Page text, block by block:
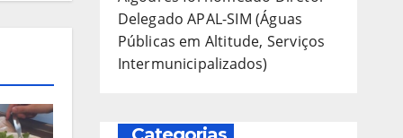
Delegado APAL-SIM (Águas
Públicas em Altitude, Serviços
Intermunicipalizados)